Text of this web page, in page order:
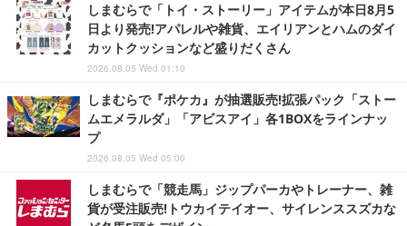
しまむらで「トイ・ストーリー」アイテムが本日8月5
日より発売!アパレルや雑貨、エイリアンとハムのダイ
カットクッションなど盛りだくさん
2026.08.05 Wed 01:10
しまむらで『ポケカ』が抽選販売!拡張パック「ストー
ムエメラルダ」「アビスアイ」各1BOXをラインナッ
プ
2026.08.05 Wed 05:00
しまむらで「競走馬」ジップパーカやトレーナー、雑
貨が受注販売!トウカイテイオー、サイレンススズカな